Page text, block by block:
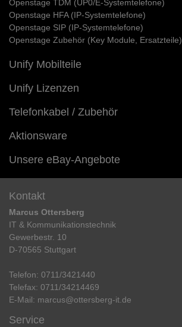
Openstage TDM (UP0/E-Systemtelefone)
Openstage HFA (IP-Systemtelefone)
Openstage SIP (IP-Systemtelefone)
Openstage Zubehör (Key Module, Ersatzteile)
Unify Mobilteile
Unify Lizenzen
Telefonkabel / Zubehör
Aktionsware
Unsere eBay-Angebote
Kontakt
Marcus Ottersberg
IT & Kommunikationstechnik
Gewerbestr. 10
D-70565 Stuttgart
Telefon: 0711/3421440
Telefax: 0711/34214469
E-Mail: marcus@ottersberg-it.de
Service